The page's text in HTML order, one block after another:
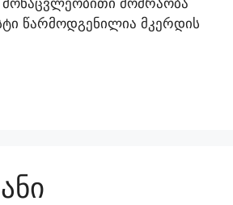
მოძრაობა
წარმოდგენილია მკერდის